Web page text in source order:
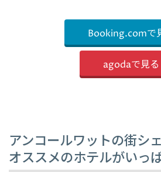
Booking.comで
agodaで見る
アンコールワットの街シ
オススメのホテルがいっ